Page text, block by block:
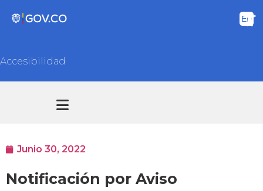
Accesibilidad
Junio 30, 2022
Notificación por Aviso